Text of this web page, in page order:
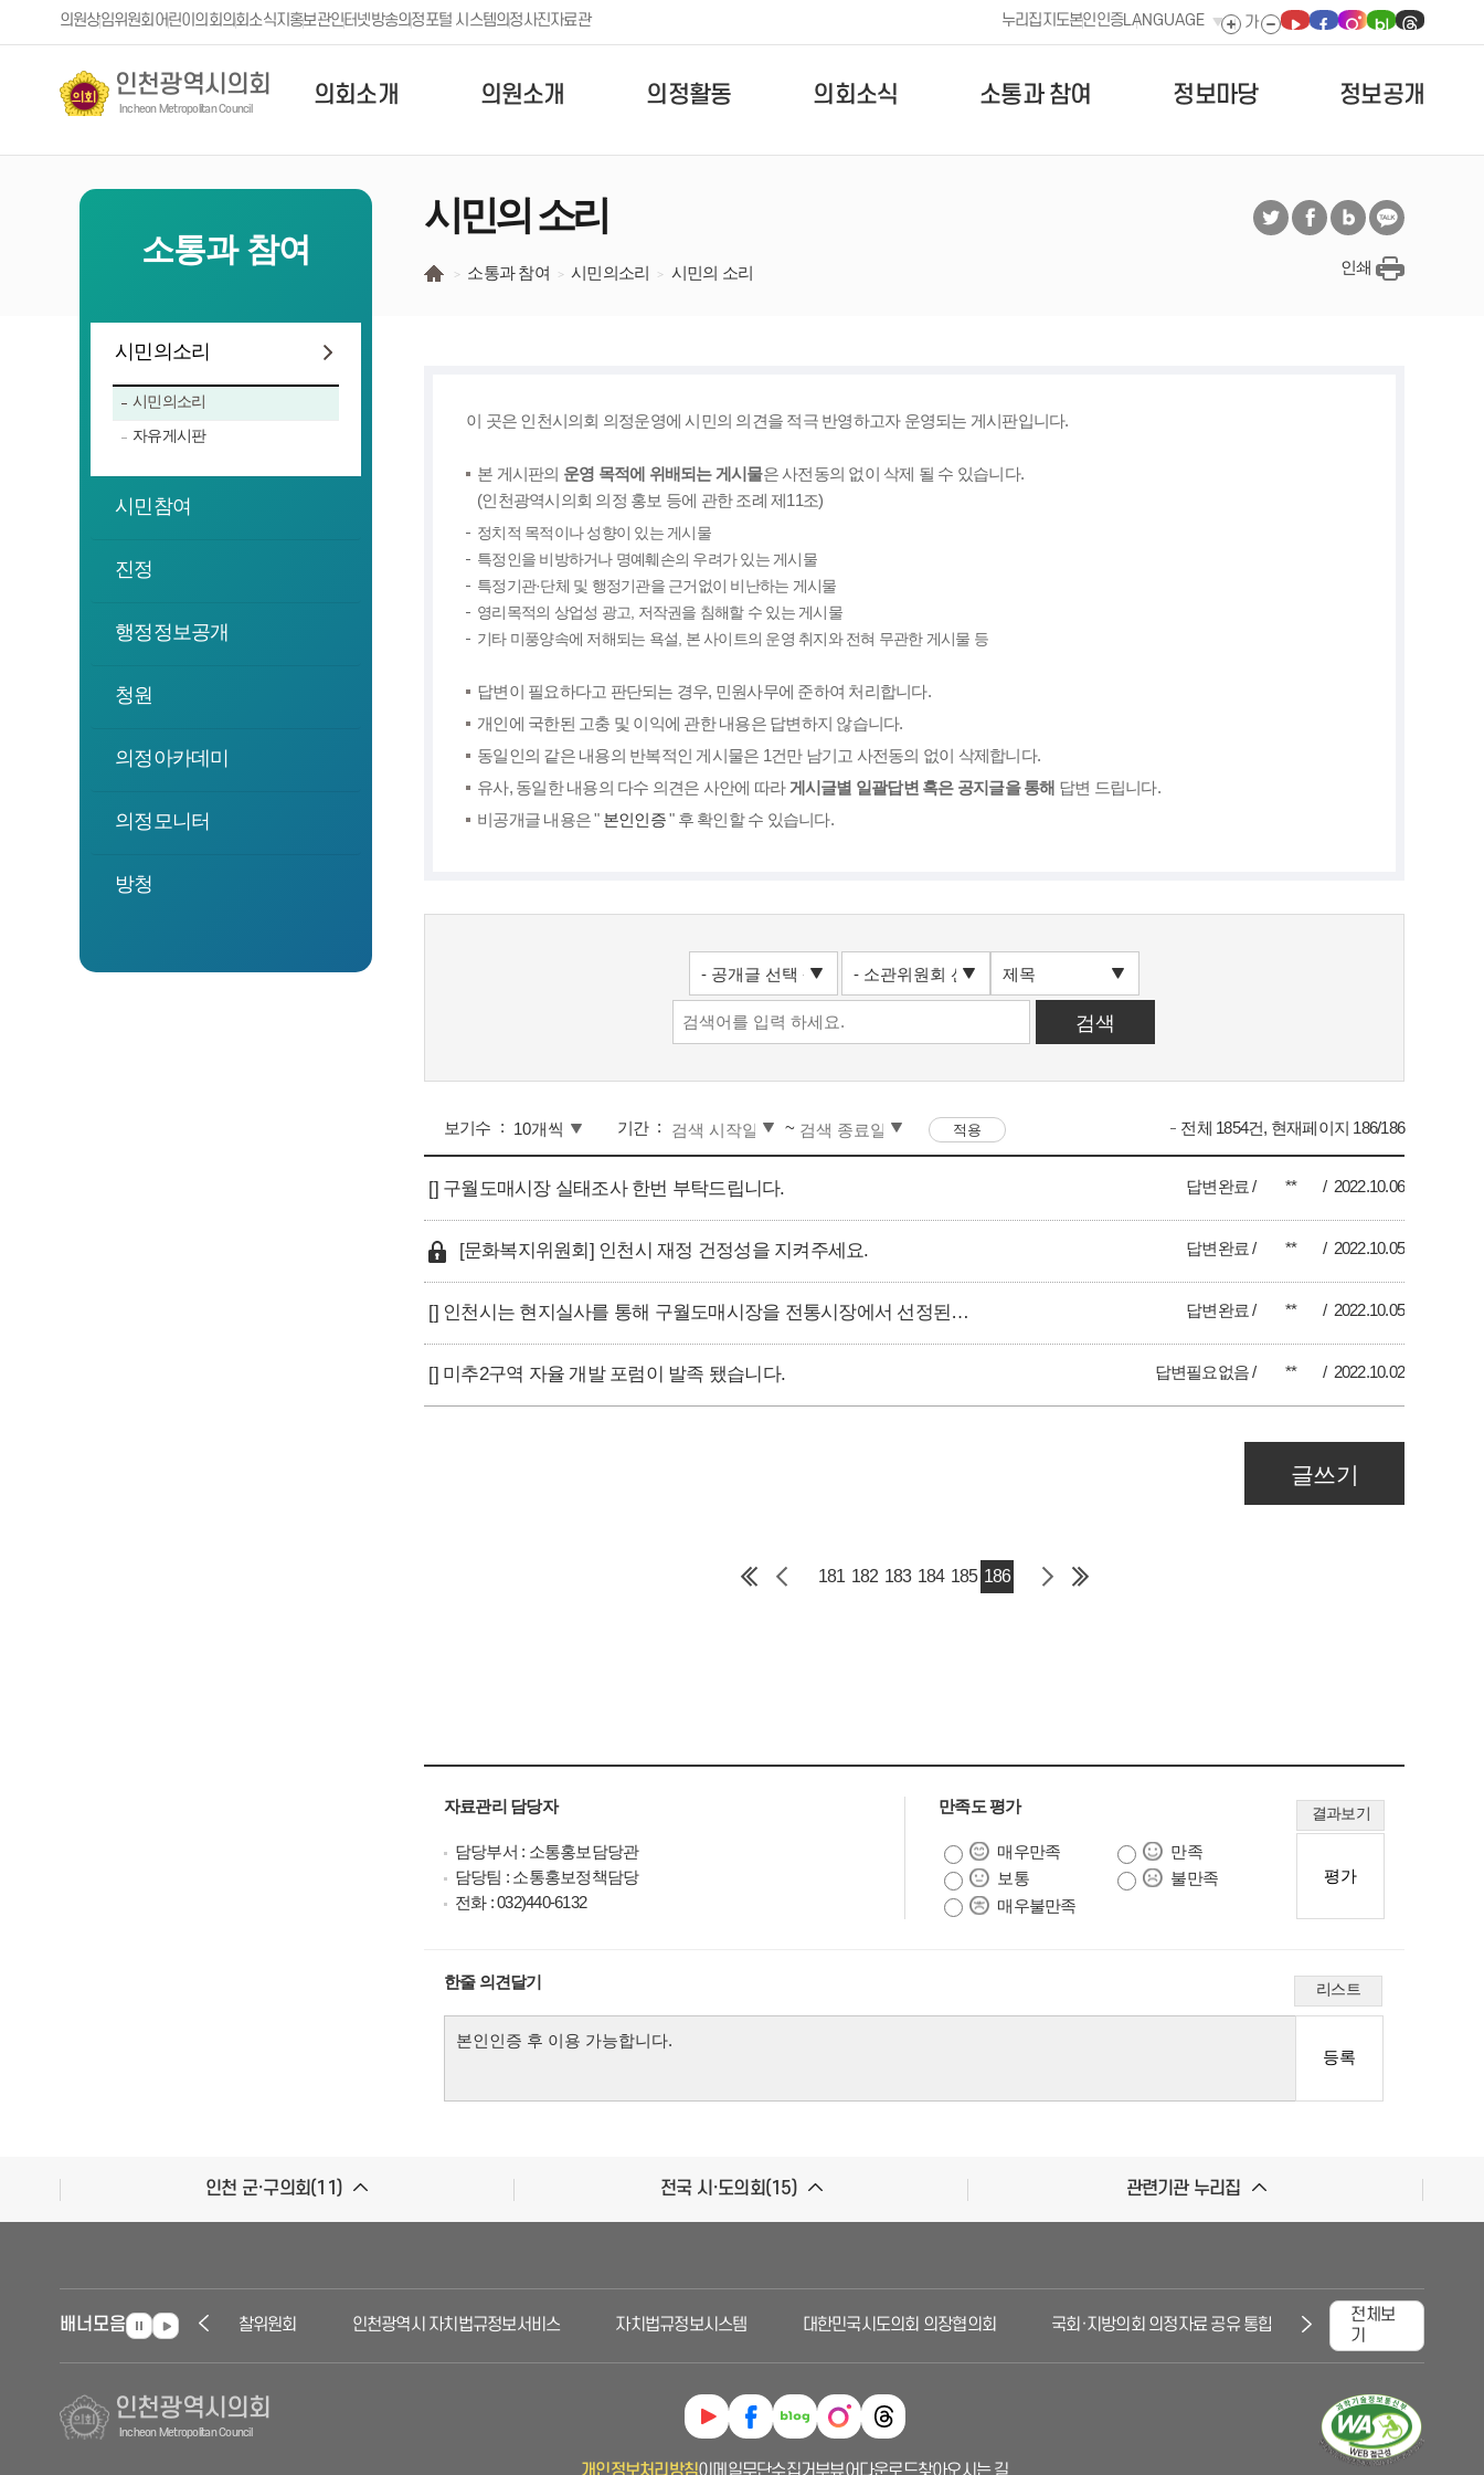
본문 바로가기
의원상임위원회어린이의회의회소식지 홍보관인터넷방송의정포털 시스템의정사진자료관 누리집지도본인인증LANGUAGE
인천광역시의회
Incheon Metropolitan Council
의회소개 의원소개 의정활동 의회소식 소통과 참여 정보마당 정보공개
소통과 참여
시민의소리
시민의소리
자유게시판
시민참여
진정
행정정보공개
청원
의정아카데미
의정모니터
방청
시민의 소리
소통과 참여 시민의소리 시민의 소리 인쇄
이 곳은 인천시의회 의정운영에 시민의 의견을 적극 반영하고자 운영되는 게시판입니다.
본 게시판의 운영 목적에 위배되는 게시물은 사전동의 없이 삭제 될 수 있습니다.
(인천광역시의회 의정 홍보 등에 관한 조례 제11조)
정치적 목적이나 성향이 있는 게시물
특정인을 비방하거나 명예훼손의 우려가 있는 게시물
특정기관·단체 및 행정기관을 근거없이 비난하는 게시물
영리목적의 상업성 광고, 저작권을 침해할 수 있는 게시물
기타 미풍양속에 저해되는 욕설, 본 사이트의 운영 취지와 전혀 무관한 게시물 등
답변이 필요하다고 판단되는 경우, 민원사무에 준하여 처리합니다.
개인에 국한된 고충 및 이익에 관한 내용은 답변하지 않습니다.
동일인의 같은 내용의 반복적인 게시물은 1건만 남기고 사전동의 없이 삭제합니다.
유사, 동일한 내용의 다수 의견은 사안에 따라게시글별 일괄답변 혹은 공지글을 통해 답변 드립니다.
비공개글 내용은 " 본인인증" 후 확인할 수 있습니다.
보기수 기간 ~ 전체 1854건, 현재페이지 186/186
[] 구월도매시장 실태조사 한번 부탁드립니다. 답변완료 ** 2022.10.06
[문화복지위원회] 인천시 재정 건정성을 지켜주세요. 답변완료 ** 2022.10.05
[] 인천시는 현지실사를 통해 구월도매시장을 전통시장에서 선정된 착오를 취소해 주시길 바랍니다. 답변완료 ** 2022.10.05
[] 미추2구역 자율 개발 포럼이 발족 됐습니다. 답변필요없음 ** 2022.10.02
글쓰기
181 182 183 184 185 186
자료관리 담당자
담당부서 : 소통홍보담당관
담당팀 : 소통홍보정책담당
전화 : 032)440-6132
만족도 평가 결과보기
매우만족
만족
보통
불만족
매우불만족
한줄 의견달기 리스트
인천 군·구의회(11) 전국 시·도의회(15) 관련기관 누리집
배너모음 인천자치경찰위원회 인천광역시 자치법규정보서비스 자치법규정보시스템 대한민국시도의회 의장협의회 국회·지방의회 의정자료 공유 통합시스템 대한민국국회
전체보
기
인천광역시의회
Incheon Metropolitan Council
개인정보처리방침이메일무단수집거부뷰어다운로드찾아오시는 길